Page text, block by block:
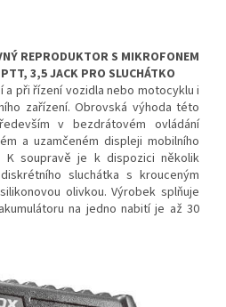
REPRODUKTOR S MIKROFONEM
3,5 JACK PRO SLUCHÁTKO
a při řízení vozidla nebo motocyklu i
zařízení. Obrovská výhoda této
v bezdrátovém ovládání
a uzamčeném displeji mobilního
soupravě je k dispozici několik
sluchátka s krouceným
olivkou. Výrobek splňuje
na jedno nabití je až 30